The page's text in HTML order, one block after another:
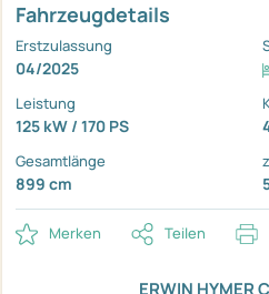
Fahrzeugdetails
Erstzulassung
04/2025
Leistung
125 kW / 170 PS
Gesamtlänge
899 cm
Merken Teilen
ERWIN HYMER